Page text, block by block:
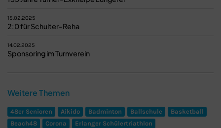
15.02.2025
2:0 für Schulter-Reha
14.02.2025
Sponsoring im Turnverein
Weitere Themen
48er Senioren Aikido Badminton Ballschule
Basketball
Beach48
Corona
Erlanger Schülertriathlon